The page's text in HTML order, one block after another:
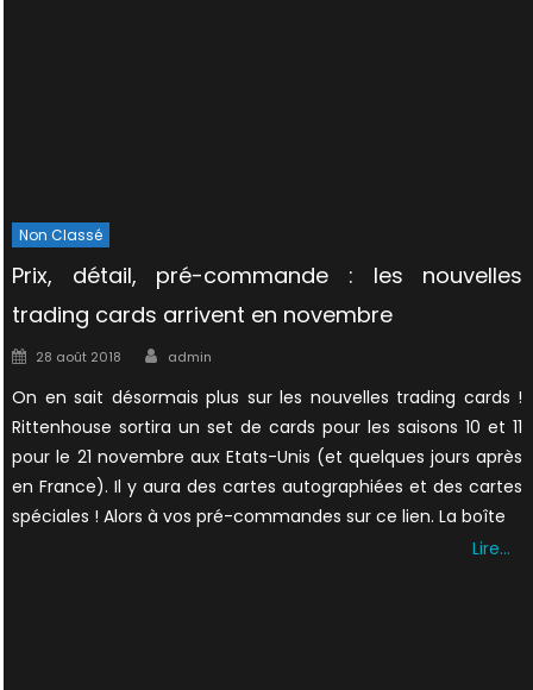
Non Classé
Prix, détail, pré-commande : les nouvelles
trading cards arrivent en novembre
Posted
28 août 2018 Author
admin
On en sait désormais plus sur les nouvelles trading cards !
Rittenhouse sortira un set de cards pour les saisons 10 et 11
pour le 21 novembre aux Etats-Unis (et quelques jours après
en France). Il y aura des cartes autographiées et des cartes
spéciales ! Alors à vos pré-commandes sur ce lien. La boîte
Lire…